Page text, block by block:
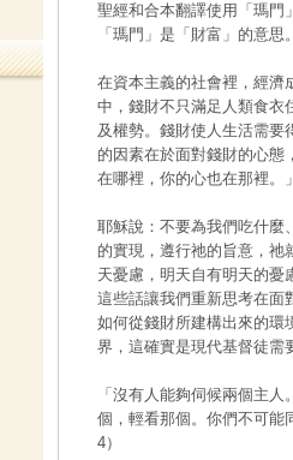
聖經和合本翻譯使用「瑪門
「瑪門」是「財富」的意思
在資本主義的社會裡，經濟
中，錢財不只滿足人類食衣
及權勢。錢財使人生活需要
的因素在於面對錢財的心態
在哪裡，你的心也在那裡。
耶穌說：不要為我們吃什麼
的實現，遵行祂的旨意，祂
天憂慮，明天自有明天的憂
這些話讓我們重新思考在面
如何從錢財所建構出來的環
界，這確實是現代基督徒需
「沒有人能夠伺候兩個主
個，輕看那個。你們不可能
4）